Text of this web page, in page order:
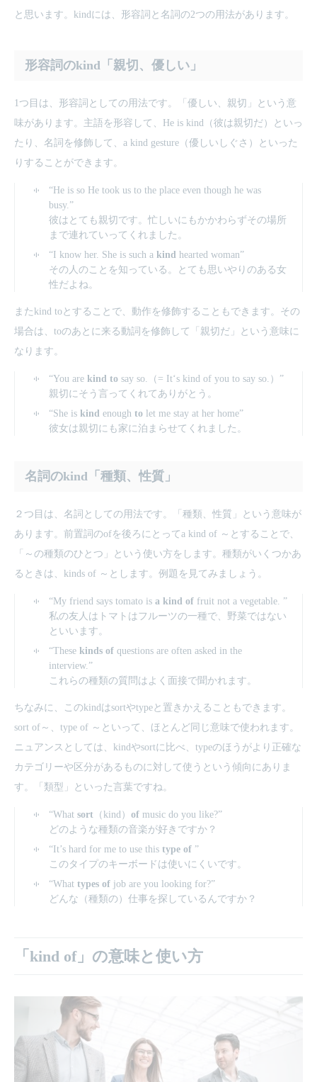
と思います。kindには、形容詞と名詞の2つの用法があります。
形容詞のkind「親切、優しい」
1つ目は、形容詞としての用法です。「優しい、親切」という意
味があります。主語を形容して、He is kind（彼は親切だ）といっ
たり、名詞を修飾して、a kind gesture（優しいしぐさ）といった
りすることができます。
“He is so He took us to the place even though he was
busy.”
彼はとても親切です。忙しいにもかかわらずその場所
まで連れていってくれました。
“I know her. She is such a kind hearted woman”
その人のことを知っている。とても思いやりのある女
性だよね。
またkind toとすることで、動作を修飾することもできます。その
場合は、toのあとに来る動詞を修飾して「親切だ」という意味に
なります。
“You are kind to say so.（= It‘s kind of you to say so.）”
親切にそう言ってくれてありがとう。
“She is kind enough to let me stay at her home”
彼女は親切にも家に泊まらせてくれました。
名詞のkind「種類、性質」
２つ目は、名詞としての用法です。「種類、性質」という意味が
あります。前置詞のofを後ろにとってa kind of ～とすることで、
「～の種類のひとつ」という使い方をします。種類がいくつかあ
るときは、kinds of ～とします。例題を見てみましょう。
“My friend says tomato is a kind of fruit not a vegetable. ”
私の友人はトマトはフルーツの一種で、野菜ではない
といいます。
“These kinds of questions are often asked in the
interview.”
これらの種類の質問はよく面接で聞かれます。
ちなみに、このkindはsortやtypeと置きかえることもできます。
sort of～、type of ～といって、ほとんど同じ意味で使われます。
ニュアンスとしては、kindやsortに比べ、typeのほうがより正確な
カテゴリーや区分があるものに対して使うという傾向にありま
す。「類型」といった言葉ですね。
“What sort （kind） of music do you like?”
どのような種類の音楽が好きですか？
“It’s hard for me to use this type of ”
このタイプのキーボードは使いにくいです。
“What types of job are you looking for?”
どんな（種類の）仕事を探しているんですか？
「kind of」の意味と使い方